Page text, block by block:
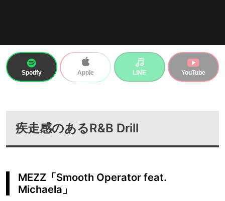
Spotify Apple LINE YouTube
疾走感のあるR&B Drill
MEZZ「Smooth Operator feat.
Michaela」